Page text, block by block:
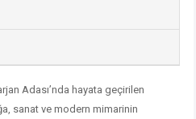
Adası’nda hayata geçirilen
sanat ve modern mimarinin